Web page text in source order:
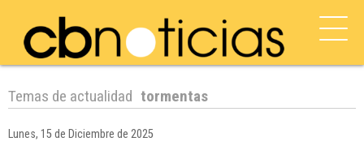
Temas de actualidad tormentas
Lunes, 15 de Diciembre de 2025